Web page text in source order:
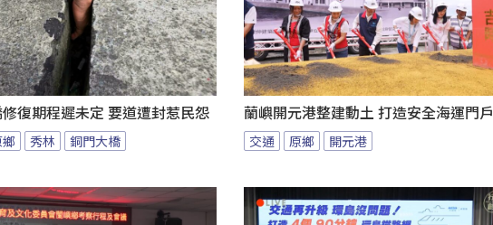
復期程遲未定 要道遭封惹民怨
秀林 銅門大橋
蘭嶼開元港整建動土 打造安全海運門戶
交通 原鄉 開元港